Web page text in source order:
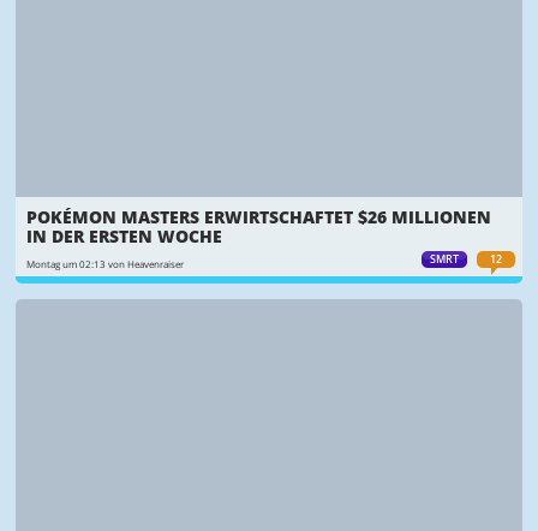
SMRT 12
POKÉMON MASTERS ERWIRTSCHAFTET $26 MILLIONEN
IN DER ERSTEN WOCHE
Montag um 02:13 von Heavenraiser